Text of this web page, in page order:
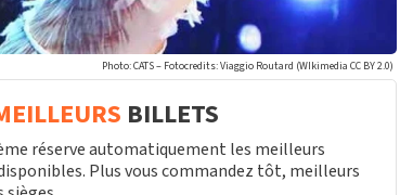
Photo: CATS – Fotocredits: Viaggio Routard (WIkimedia CC BY 2.0)
BILLETS
réserve automatiquement les meilleurs
Plus vous commandez tôt, meilleurs